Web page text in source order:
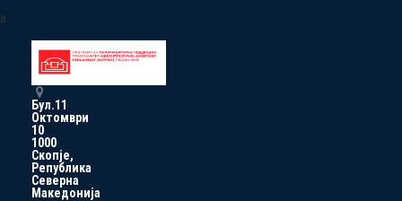
a
Бул.11
Октомври
10
1000
Скопје,
Република
Северна
Македонија